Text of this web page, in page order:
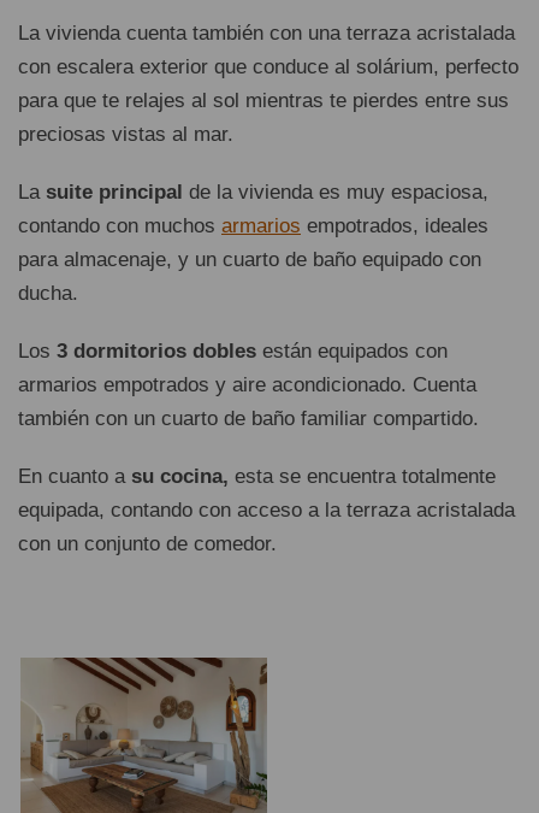
La vivienda cuenta también con una terraza acristalada
con escalera exterior que conduce al solárium, perfecto
para que te relajes al sol mientras te pierdes entre sus
preciosas vistas al mar.
La suite principal de la vivienda es muy espaciosa,
contando con muchos armarios empotrados, ideales
para almacenaje, y un cuarto de baño equipado con
ducha.
Los 3 dormitorios dobles están equipados con
armarios empotrados y aire acondicionado. Cuenta
también con un cuarto de baño familiar compartido.
En cuanto a su cocina, esta se encuentra totalmente
equipada, contando con acceso a la terraza acristalada
con un conjunto de comedor.